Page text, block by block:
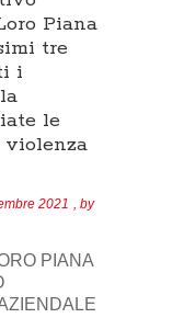
Piana
tre
i
le
2021 , by
PIANA